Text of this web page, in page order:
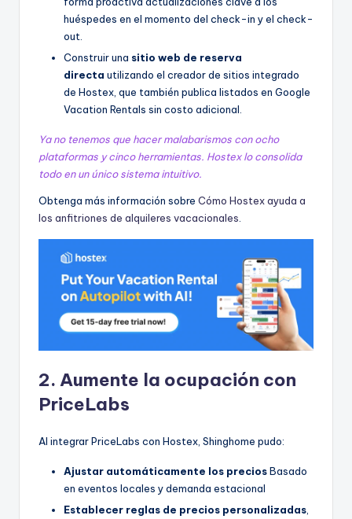
huéspedes en el momento del check-in y el check-
out.
Construir una sitio web de reserva
directa utilizando el creador de sitios integrado
de Hostex, que también publica listados en Google
Vacation Rentals sin costo adicional.
Ya no tenemos que hacer malabarismos con ocho
plataformas y cinco herramientas. Hostex lo consolida
todo en un único sistema intuitivo.
Obtenga más información sobre Cómo Hostex ayuda a
los anfitriones de alquileres vacacionales.
2. Aumente la ocupación con
PriceLabs
Al integrar PriceLabs con Hostex, Shinghome pudo:
Ajustar automáticamente los preciosBasado
en eventos locales y demanda estacional
Establecer reglas de precios personalizadas